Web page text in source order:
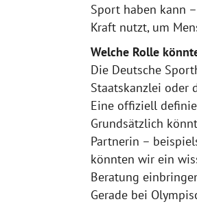
Sport haben kann
Kraft nutzt, um
Welche Rolle
Die Deutsche
Staatskanzlei oder
Eine offiziell
Grundsätzlich
Partnerin –
könnten wir ein
Beratung
Gerade bei